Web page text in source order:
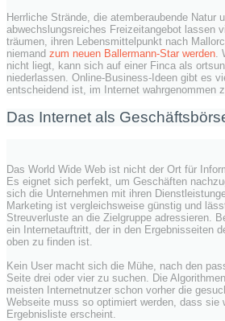
Herrliche Strände, die atemberaubende Natur
abwechslungsreiches Freizeitangebot lassen
träumen, ihren Lebensmittelpunkt nach
niemand zum neuen Ballermann-Star werden
nicht liegt, kann sich auf einer Finca als
niederlassen. Online-Business-Ideen gibt es
entscheidend ist, im Internet wahrgenommen
Das Internet als
Das World Wide Web ist nicht der Ort für
Es eignet sich perfekt, um Geschäften
sich die Unternehmen mit ihren
Marketing ist vergleichsweise günstig und
Streuverluste an die Zielgruppe adressieren.
ein Internetauftritt, der in den Ergebnisseiten
oben zu finden ist.
Kein User macht sich die Mühe, nach den
Seite drei oder vier zu suchen. Die
meisten Internetnutzer schon vorher die
Webseite muss so optimiert werden, dass sie
Ergebnisliste erscheint.